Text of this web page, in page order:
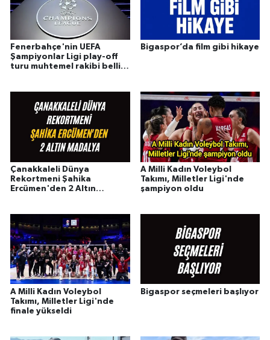
Fenerbahçe'nin UEFA
Şampiyonlar Ligi play-off
turu muhtemel rakibi belli
Bigaspor’da film gibi hikaye
Çanakkaleli Dünya
Rekortmeni Şahika
Ercümen'den 2 Altın
A Milli Kadın Voleybol
Takımı, Milletler Ligi'nde
şampiyon oldu
A Milli Kadın Voleybol
Takımı, Milletler Ligi'nde
finale yükseldi
Bigaspor seçmeleri başlıyor